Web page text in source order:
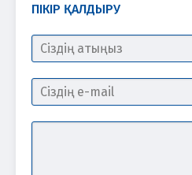
ПІКІР ҚАЛДЫРУ